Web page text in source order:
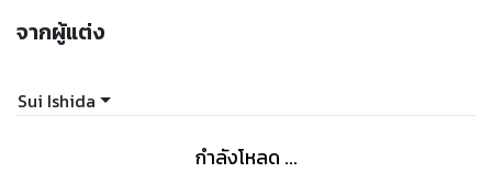
จากผู้แต่ง
Sui Ishida
กำลังโหลด ...